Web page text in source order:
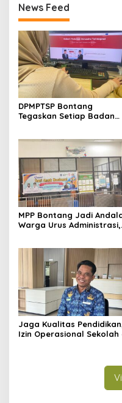
News Feed
DPMPTSP Bontang
Tegaskan Setiap Badan
MPP Bontang Jadi
Warga Urus Administrasi,
Jaga Kualitas
Izin Operasional Sekolah